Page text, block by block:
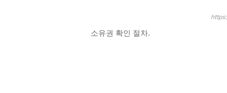
소유권 확인 절차.